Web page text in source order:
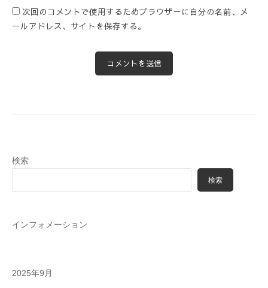
次回のコメントで使用するためブラウザーに自分の名前、メ
ールアドレス、サイトを保存する。
検索
検索
インフォメーション
2025年9月